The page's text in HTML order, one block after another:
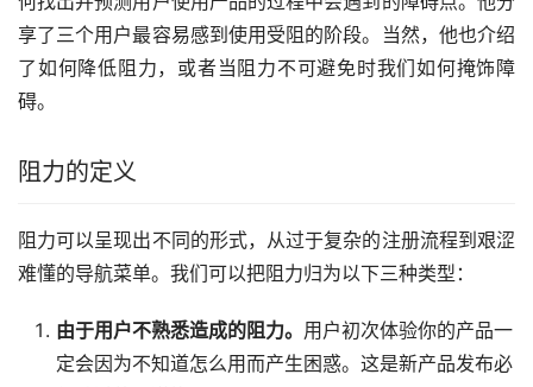
享了三个用户最容易感到使用受阻的阶段。当然，他也介绍
了如何降低阻力，或者当阻力不可避免时我们如何掩饰障
碍。
阻力的定义
阻力可以呈现出不同的形式，从过于复杂的注册流程到艰涩
难懂的导航菜单。我们可以把阻力归为以下三种类型：
由于用户不熟悉造成的阻力。 用户初次体验你的产品一
定会因为不知道怎么用而产生困惑。这是新产品发布必